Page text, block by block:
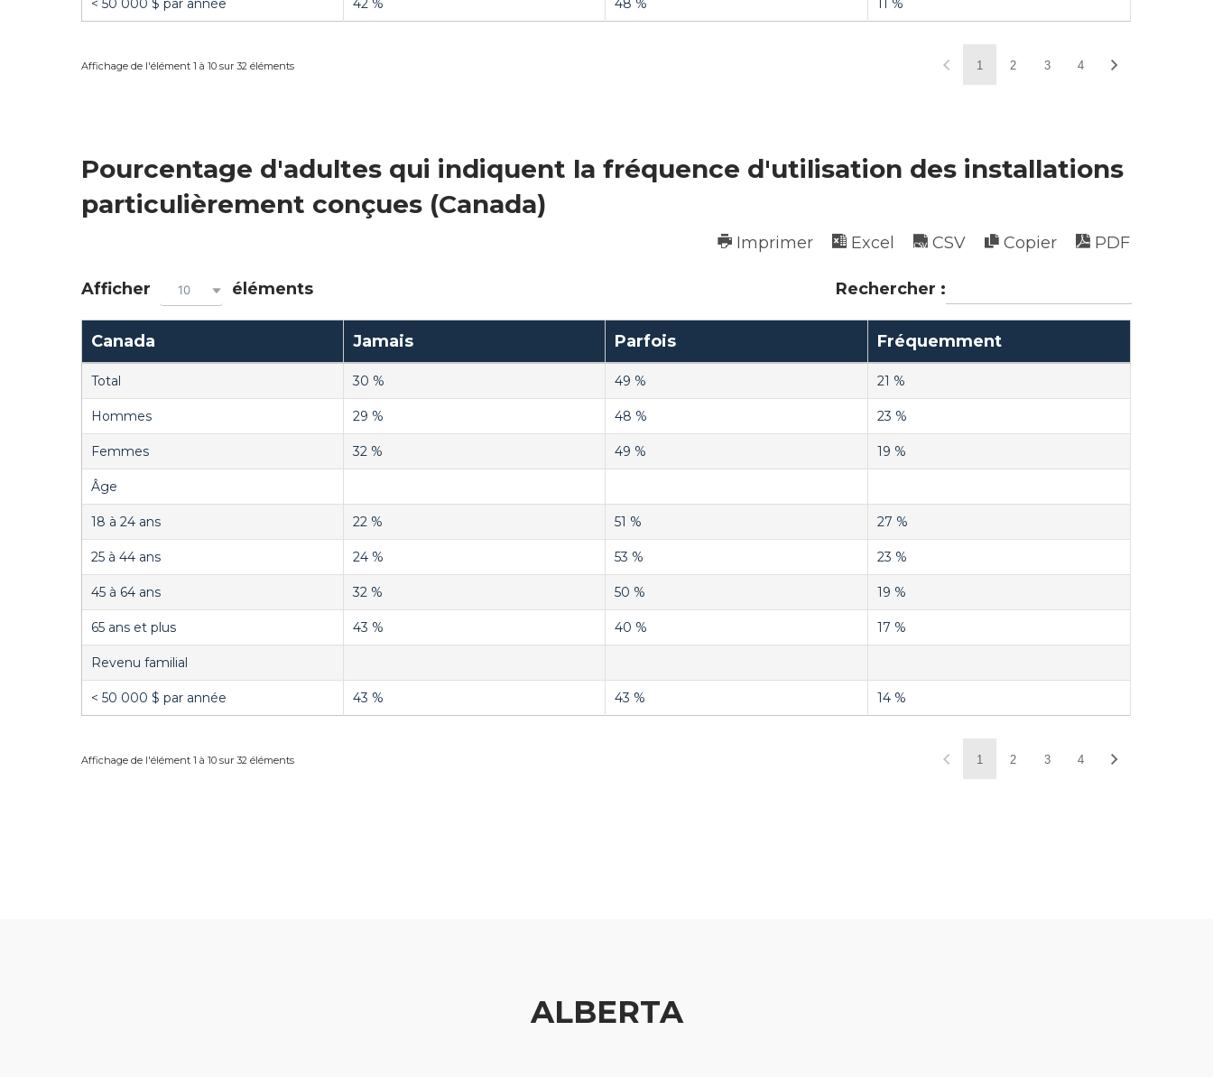
< 50 000 $ par année 42 % 48 % 11 %
Affichage de l'élément 1 à 10 sur 32 éléments 1 2 3 4
Pourcentage d'adultes qui indiquent la fréquence d'utilisation des installations
particulièrement conçues (Canada)
Imprimer Excel CSV Copier PDF
Afficher 10 éléments Rechercher :
Canada Jamais Parfois Fréquemment
Total 30 % 49 % 21 %
Hommes 29 % 48 % 23 %
Femmes 32 % 49 % 19 %
Âge
18 à 24 ans 22 % 51 % 27 %
25 à 44 ans 24 % 53 % 23 %
45 à 64 ans 32 % 50 % 19 %
65 ans et plus 43 % 40 % 17 %
Revenu familial
< 50 000 $ par année 43 % 43 % 14 %
Affichage de l'élément 1 à 10 sur 32 éléments 1 2 3 4
ALBERTA